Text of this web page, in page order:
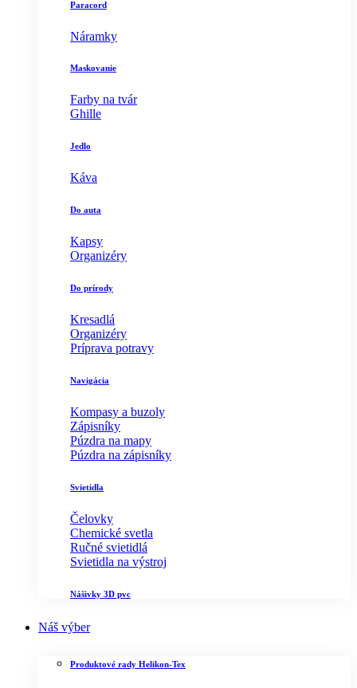
Paracord
Náramky
Maskovanie
Farby na tvár
Ghille
Jedlo
Káva
Do auta
Kapsy
Organizéry
Do prírody
Kresadlá
Organizéry
Príprava potravy
Navigácia
Kompasy a buzoly
Zápisníky
Púzdra na mapy
Púzdra na zápisníky
Svietidla
Čelovky
Chemické svetla
Ručné svietidlá
Svietidla na výstroj
Nášivky 3D pvc
Náš výber
Produktové rady Helikon-Tex